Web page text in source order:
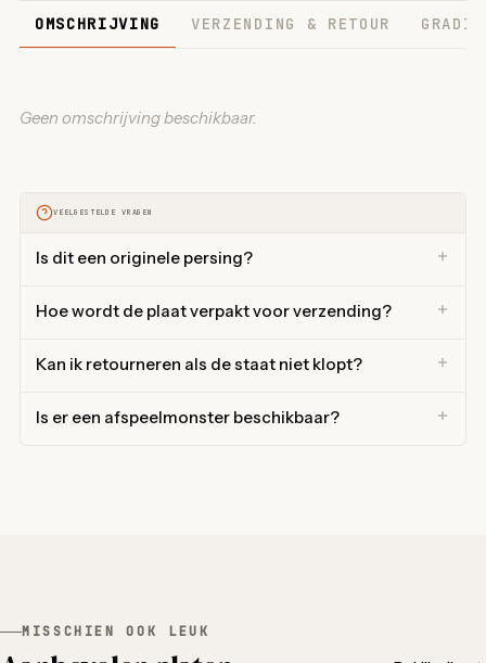
OMSCHRIJVING VERZENDING & RETOUR
Geen omschrijving beschikbaar.
VEELGESTELDE VRAGEN
Is dit een originele persing?
Hoe wordt de plaat verpakt voor verzending?
Kan ik retourneren als de staat niet klopt?
Is er een afspeelmonster beschikbaar?
MISSCHIEN OOK LEUK